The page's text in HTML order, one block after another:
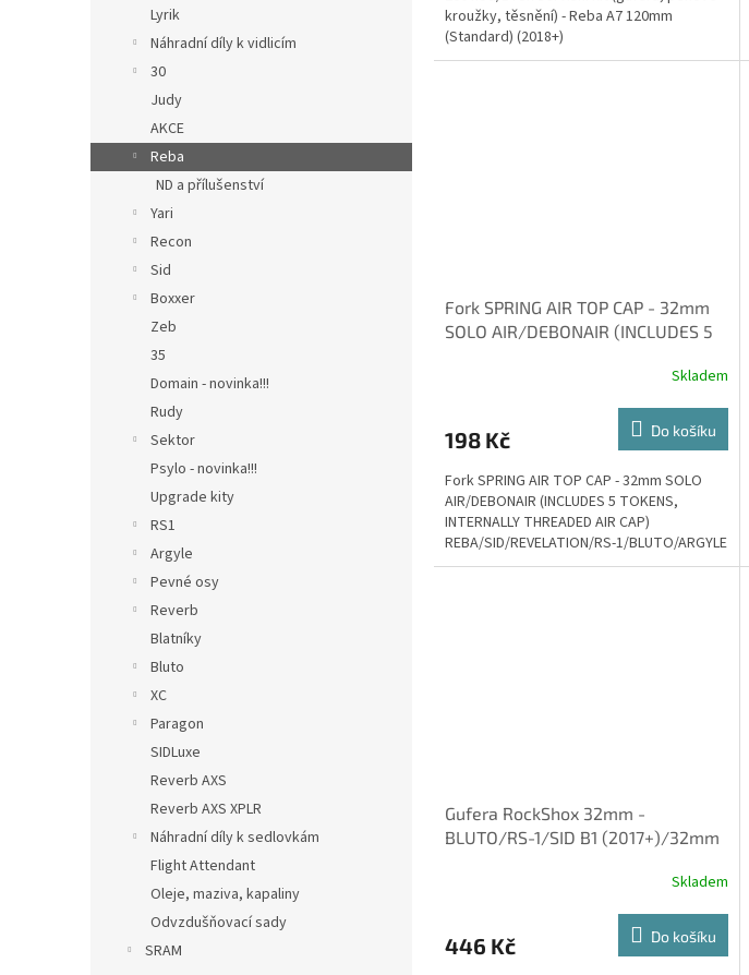
Lyrik
Náhradní díly k vidlicím
30
Judy
AKCE
Reba
ND a přílušenství
Yari
Recon
Sid
Boxxer
Zeb
35
Domain - novinka!!!
Rudy
Sektor
Psylo - novinka!!!
Upgrade kity
RS1
Argyle
Pevné osy
Reverb
Blatníky
Bluto
XC
Paragon
SIDLuxe
Reverb AXS
Reverb AXS XPLR
Náhradní díly k sedlovkám
Flight Attendant
Oleje, maziva, kapaliny
Odvzdušňovací sady
SRAM
kroužky, těsnění) - Reba A7 120mm
(Standard) (2018+)
Fork SPRING AIR TOP CAP - 32mm
SOLO AIR/DEBONAIR (INCLUDES 5
Skladem
198 Kč Do košíku
Fork SPRING AIR TOP CAP - 32mm SOLO
AIR/DEBONAIR (INCLUDES 5 TOKENS,
INTERNALLY THREADED AIR CAP)
REBA/SID/REVELATION/RS-1/BLUTO/ARGYLE
RCT
Gufera RockShox 32mm -
BLUTO/RS-1/SID B1 (2017+)/32mm
Skladem
446 Kč Do košíku